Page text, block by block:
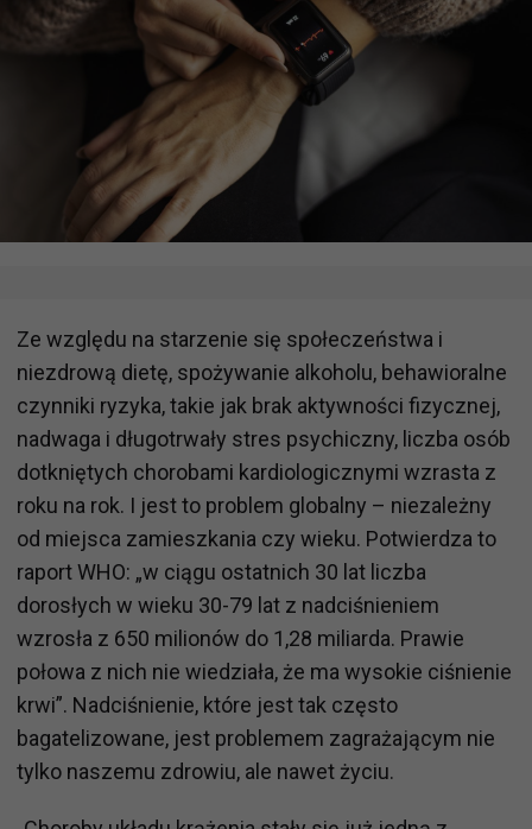
Ze względu na starzenie się społeczeństwa i
niezdrową dietę, spożywanie alkoholu, behawioralne
czynniki ryzyka, takie jak brak aktywności fizycznej,
nadwaga i długotrwały stres psychiczny, liczba osób
dotkniętych chorobami kardiologicznymi wzrasta z
roku na rok. I jest to problem globalny – niezależny
od miejsca zamieszkania czy wieku. Potwierdza to
raport WHO: „w ciągu ostatnich 30 lat liczba
dorosłych w wieku 30-79 lat z nadciśnieniem
wzrosła z 650 milionów do 1,28 miliarda. Prawie
połowa z nich nie wiedziała, że ma wysokie ciśnienie
krwi”. Nadciśnienie, które jest tak często
bagatelizowane, jest problemem zagrażającym nie
tylko naszemu zdrowiu, ale nawet życiu.